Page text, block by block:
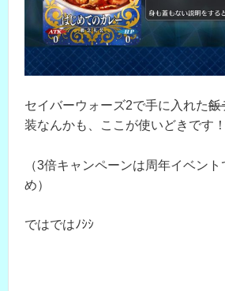
セイバーウォーズ2で手に入れた飯
装なんかも、ここが使いどきです！
（3倍キャンペーンは周年イベン
め）
ではではﾉｼｼ